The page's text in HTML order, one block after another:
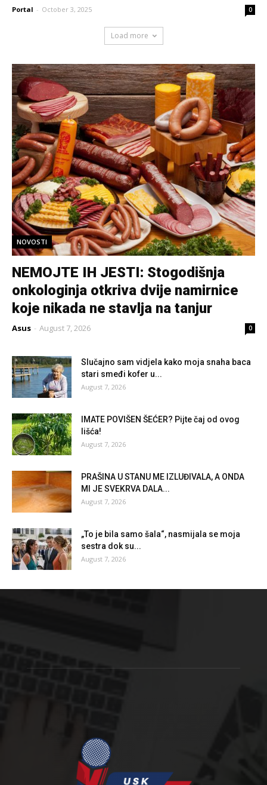
Portal - October 3, 2025 0
Load more
NOVOSTI
NEMOJTE IH JESTI: Stogodišnja
onkologinja otkriva dvije namirnice
koje nikada ne stavlja na tanjur
Asus - August 7, 2026 0
Slučajno sam vidjela kako moja snaha baca
stari smeđi kofer u...
August 7, 2026
IMATE POVIŠEN ŠEĆER? Pijte čaj od ovog
lišća!
August 7, 2026
PRAŠINA U STANU ME IZLUĐIVALA, A ONDA
MI JE SVEKRVA DALA...
August 7, 2026
„To je bila samo šala“, nasmijala se moja
sestra dok su...
August 7, 2026